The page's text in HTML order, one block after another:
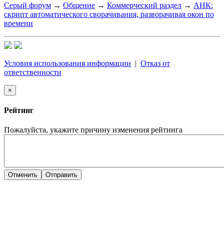
Серый форум → Общение → Коммерческий раздел → АНК:
скрипт автоматического сворачивания, разворачивая окон по
времени
Условия использования информации | Отказ от
ответственности
×
Рейтинг
Пожалуйста, укажите причину изменения рейтинга
Отменить Отправить